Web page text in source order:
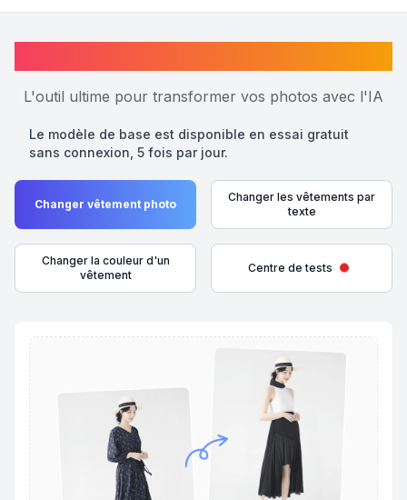
L'outil ultime pour transformer vos photos avec l'IA
Le modèle de base est disponible en essai gratuit
sans connexion, 5 fois par jour.
Changer vêtement photo
Changer les vêtements par
texte
Changer la couleur d'un
vêtement
Centre de tests